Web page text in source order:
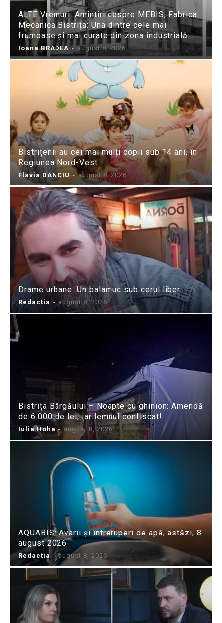
ALTE Vremuri. Amintiri despre MEBIS, Fabrica
Mecanica Bistrița: Una dintre cele mai
frumoase și mai curate din zona industrială:...
Ioana BRADEA - august 8, 2026
Bistrițenii au cei mai mulți copii sub 14 ani, în
Regiunea Nord-Vest
Flavia DANCIU - august 8, 2026
Drame urbane: Un balamuc sub cerul liber
Redactia - august 8, 2026
Bistrița Bârgăului – Noapte cu ghinion: Amendă
de 6.000 de lei, iar lemnul confiscat!
Iulia Hoha - august 8, 2026
AQUABIS: Avarii și întreruperi de apă, astăzi, 8
august 2026
Redactia - august 8, 2026